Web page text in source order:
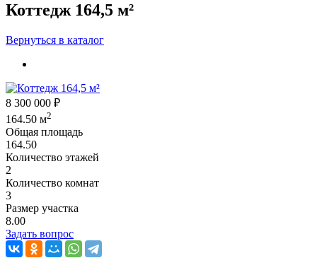
Коттедж 164,5 м²
Вернуться в каталог
8 300 000 ₽
164.50 м2
Общая площадь
164.50
Количество этажей
2
Количество комнат
3
Размер участка
8.00
Задать вопрос